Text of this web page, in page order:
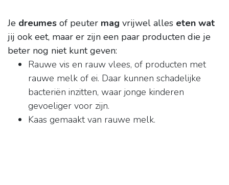
Je dreumes of peuter mag vrijwel alles eten wat
jij ook eet, maar er zijn een paar producten die je
beter nog niet kunt geven:
Rauwe vis en rauw vlees, of producten met
rauwe melk of ei. Daar kunnen schadelijke
bacteriën inzitten, waar jonge kinderen
gevoeliger voor zijn.
Kaas gemaakt van rauwe melk.